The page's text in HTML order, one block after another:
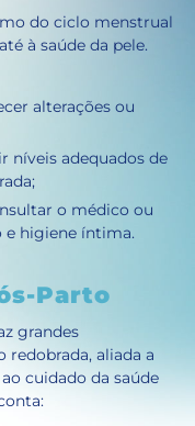
do ciclo menstrual
à saúde da pele.
alterações ou
níveis adequados de
o médico ou
e higiene íntima.
Parto
grandes
redobrada, aliada a
cuidado da saúde